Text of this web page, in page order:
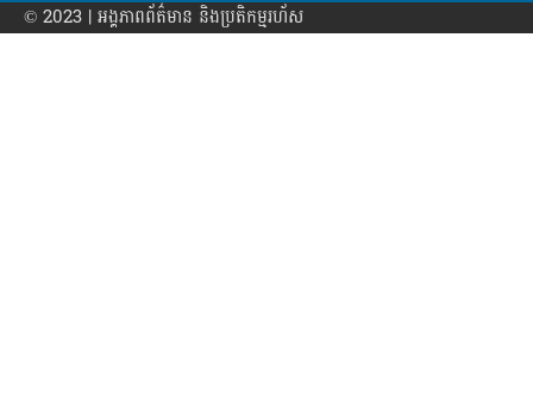
© 2023 | អង្គភាព​ព័ត៌មាន​ និងប្រតិកម្មរហ័ស